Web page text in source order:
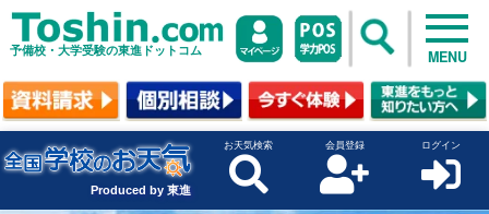
予備校・大学受験の東進ドットコム MENU
Produced by 東進
お天気検索 会員登録 ログイン